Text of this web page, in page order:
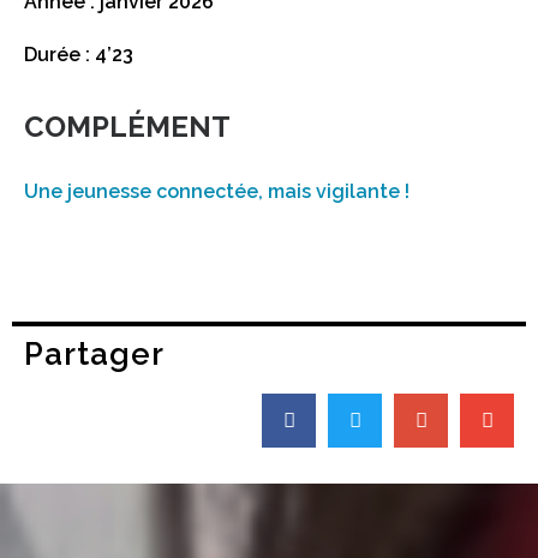
Durée : 4’23
COMPLÉMENT
Une jeunesse connectée, mais vigilante !
Partager